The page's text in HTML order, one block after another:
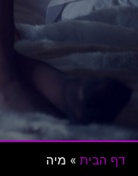
דף הבית» מיה